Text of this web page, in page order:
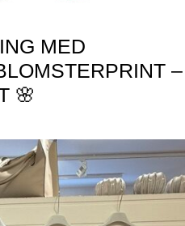
MED
–
🌸